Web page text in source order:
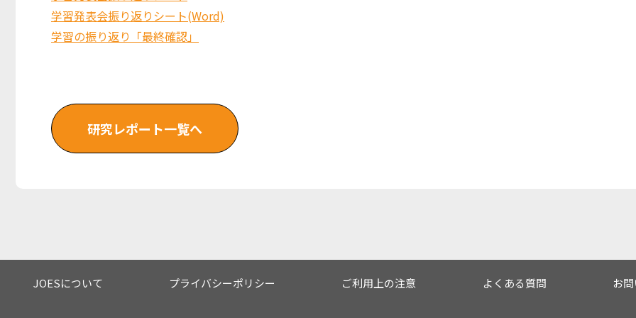
学習発表会振り返りシート(Word)
学習の振り返り「最終確認」
研究レポート一覧へ
JOESについて プライバシーポリシー ご利用上の注意 よくある質問 お